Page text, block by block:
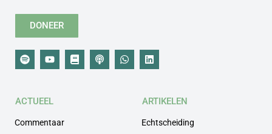
DONEER
ACTUEEL
Commentaar
ARTIKELEN
Echtscheiding